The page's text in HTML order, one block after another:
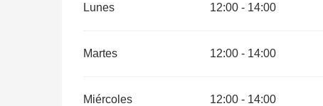
Lunes 12:00 - 14:00
Martes 12:00 - 14:00
Miércoles 12:00 - 14:00